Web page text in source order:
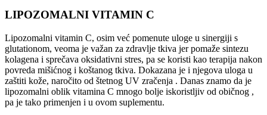
LIPOZOMALNI VITAMIN C
Lipozomalni vitamin C, osim već pomenute uloge u sinergiji s
glutationom, veoma je važan za zdravlje tkiva jer pomaže sintezu
kolagena i sprečava oksidativni stres, pa se koristi kao terapija nakon
povreda mišićnog i koštanog tkiva. Dokazana je i njegova uloga u
zaštiti kože, naročito od štetnog UV zračenja . Danas znamo da je
lipozomalni oblik vitamina C mnogo bolje iskoristljiv od običnog ,
pa je tako primenjen i u ovom suplementu.